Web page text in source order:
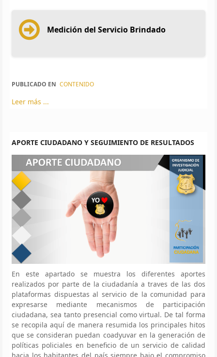
Medición del Servicio Brindado
PUBLICADO EN CONTENIDO
Leer más ...
APORTE CIUDADANO Y SEGUIMIENTO DE RESULTADOS
En este apartado se muestra los diferentes aportes
realizados por parte de la ciudadanía a traves de las dos
plataformas dispuestas al servicio de la comunidad para
expresarse mediante mecanismos de participación
ciudadana, sea tanto presencial como virtual. De tal forma
se recopila aquí de manera resumida los principales hitos
que se consideran puedan coadyuvar en la generación de
políticas policiales en beneficio de un servicio de calidad
hacia los habitantes del país siempre bajo el compromiso